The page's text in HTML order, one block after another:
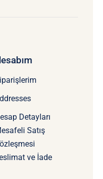
Detayları
Satış
ve İade